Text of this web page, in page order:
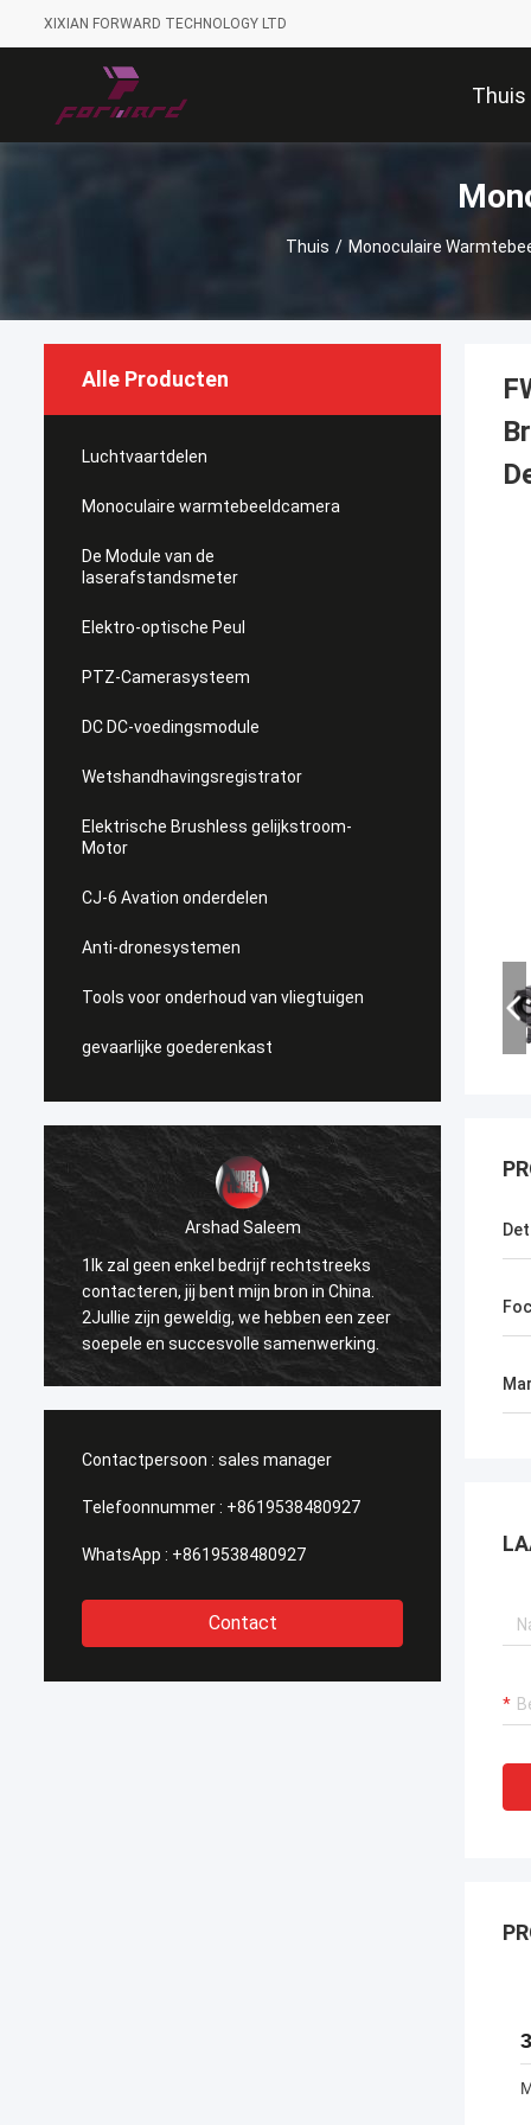
XIXIAN FORWARD TECHNOLOGY LTD
Thuis
Thuis / Monoculaire
Alle Producten
Luchtvaartdelen
Monoculaire warmtebeeldcamera
De Module van de
laserafstandsmeter
Elektro-optische Peul
PTZ-Camerasysteem
DC DC-voedingsmodule
Wetshandhavingsregistrator
Elektrische Brushless gelijkstroom-
Motor
CJ-6 Avation onderdelen
Anti-dronesystemen
Tools voor onderhoud van vliegtuigen
gevaarlijke goederenkast
Arshad Saleem
1Ik zal geen enkel bedrijf rechtstreeks
contacteren, jij bent mijn bron in China.
2Jullie zijn geweldig, we hebben een zeer
soepele en succesvolle samenwerking.
ik het
Contactpersoon : sales manager
Telefoonnummer : +8619538480927
WhatsApp : +8619538480927
Contact